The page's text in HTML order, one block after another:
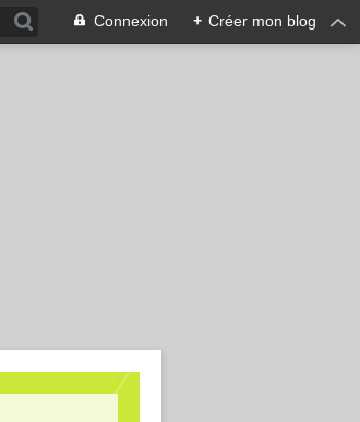
Connexion + Créer mon blog